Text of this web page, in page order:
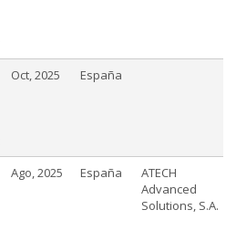
Oct, 2025 España
Ago, 2025 España
ATECH
Advanced
Solutions, S.A.